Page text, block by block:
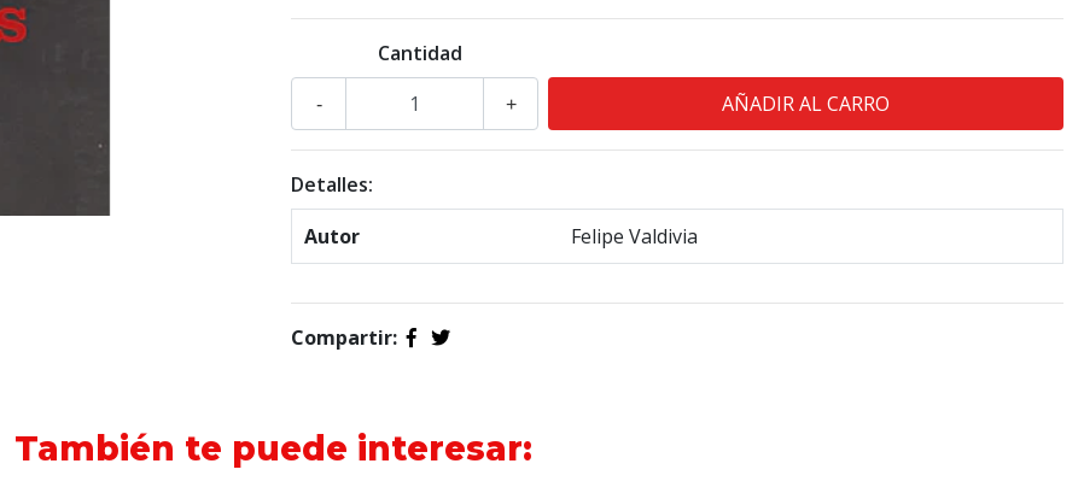
Cantidad
+
-
Detalles:
Autor
Felipe Valdivia
Compartir:
También te puede interesar: